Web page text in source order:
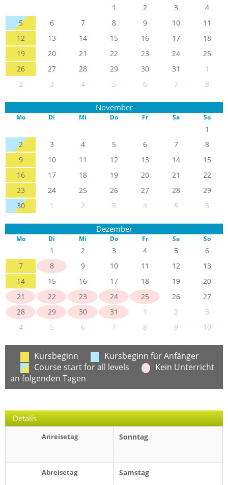
1 2 3
4
5
6 7 8 9 10
11
12
13 14 15 16 17
18
19
20 21 22 23 24
25
26
27 28 29 30 31
1
2
3 4 5 6 7 8
November
Mo Di Mi Do Fr Sa So
1
2
3 4 5 6 7
8
9
10 11 12 13 14
15
16
17 18 19 20 21
22
23
24 25 26 27 28
29
30
1 2 3 4 5 6
Dezember
Mo Di Mi Do Fr Sa So
1 2 3 4 5
6
7
8 9 10 11 12
13
14
15 16 17 18 19
20
21
22 23 24 25 26
27
28
29 30 31 1 2
3
4
5 6 7 8 9 10
Kursbeginn
Kursbeginn für Anfänger
Course start for all levels
Kein Unterricht
an folgenden Tagen
Details
Anreisetag Sonntag
Abreisetag Samstag